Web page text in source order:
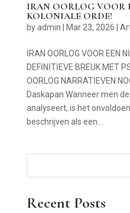
IRAN OORLOG VOOR
KOLONIALE ORDE!
byadmin Mar 23, 2026
İRAN OORLOG VOOR EEN
DEFİNİTİEVE BREUK MET
OORLOG NARRATİEVEN
Daskapan Wanneer men
analyseert, is het
beschrijven als een...
Recent Posts